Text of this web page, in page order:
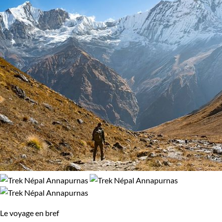
Le voyage en bref